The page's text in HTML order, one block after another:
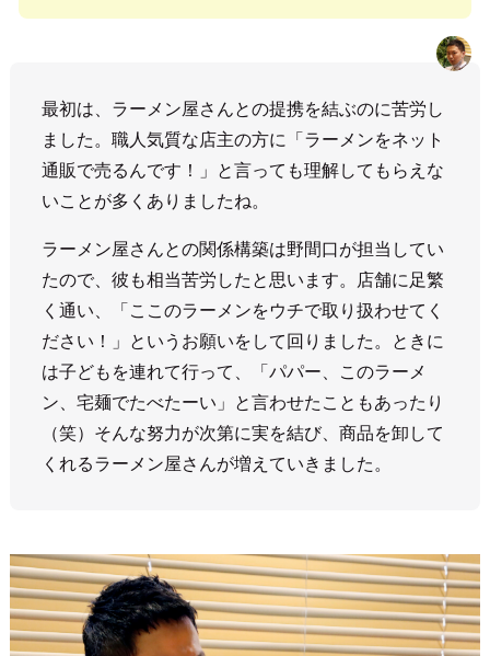
最初は、ラーメン屋さんとの提携を結ぶのに苦労し
ました。職人気質な店主の方に「ラーメンをネット
通販で売るんです！」と言っても理解してもらえな
いことが多くありましたね。
ラーメン屋さんとの関係構築は野間口が担当してい
たので、彼も相当苦労したと思います。店舗に足繁
く通い、「ここのラーメンをウチで取り扱わせてく
ださい！」というお願いをして回りました。ときに
は子どもを連れて行って、「パパー、このラーメ
ン、宅麺でたべたーい」と言わせたこともあったり
（笑）そんな努力が次第に実を結び、商品を卸して
くれるラーメン屋さんが増えていきました。